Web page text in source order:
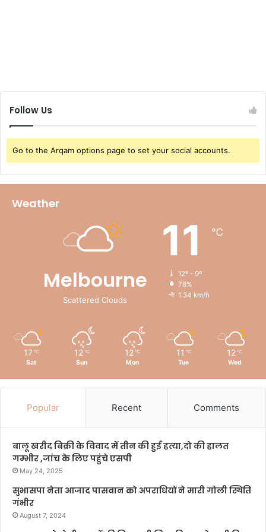
Follow Us
Go to the Arqam options page to set your social accounts.
Weather
Melbourne
Scattered Clouds
11 ℃
12º - 9º
78%
1.34 km/h
17 ℃
Sat
12 ℃
Sun
12 ℃
Mon
11 ℃
Tue
12 ℃
Wed
Popular Recent Comments
बालू खरीद बिक्री के विवाद में तीन की हुई हत्या,दो की हालत
गम्भीर ,जांच के लिए पहुंचे एसपी
May 24, 2025
सुभासपा नेता आजाद पासवान को अपराधियों ने मारी गोली स्थिति
गंभीर
August 7, 2024